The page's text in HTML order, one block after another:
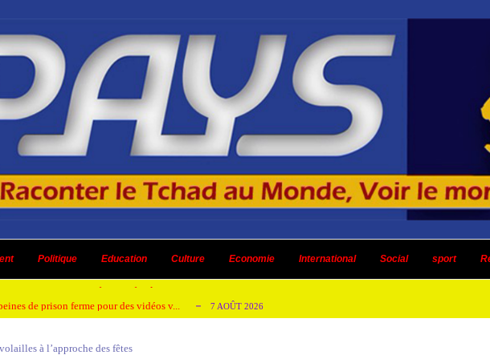
Politique Education Culture Economie International Social sport
en Afrique de l’Ouest et du Ce... 4 AOÛT 2026
un dividende ni une quelconque plus-... 3 AOÛT 2026
de prison ferme pour des vidéos v... 7 AOÛT 2026
de création des journaux en ligne...
à l’approche des fêtes